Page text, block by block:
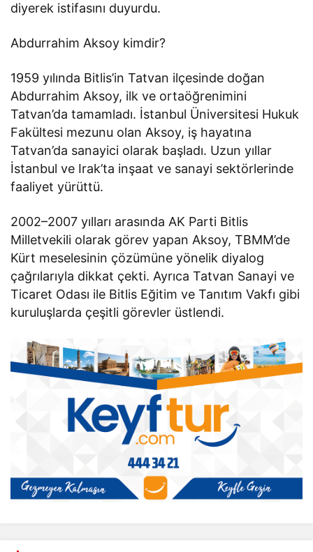
diyerek istifasını duyurdu.
Abdurrahim Aksoy kimdir?
1959 yılında Bitlis’in Tatvan ilçesinde doğan
Abdurrahim Aksoy, ilk ve ortaöğrenimini
Tatvan’da tamamladı. İstanbul Üniversitesi Hukuk
Fakültesi mezunu olan Aksoy, iş hayatına
Tatvan’da sanayici olarak başladı. Uzun yıllar
İstanbul ve Irak’ta inşaat ve sanayi sektörlerinde
faaliyet yürüttü.
2002–2007 yılları arasında AK Parti Bitlis
Milletvekili olarak görev yapan Aksoy, TBMM’de
Kürt meselesinin çözümüne yönelik diyalog
çağrılarıyla dikkat çekti. Ayrıca Tatvan Sanayi ve
Ticaret Odası ile Bitlis Eğitim ve Tanıtım Vakfı gibi
kuruluşlarda çeşitli görevler üstlendi.